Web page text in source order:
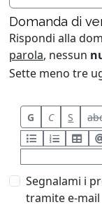
Domanda di
Rispondi alla
parola, nessun
Sette meno tre
G C S
Segnalami i
tramite e-mail